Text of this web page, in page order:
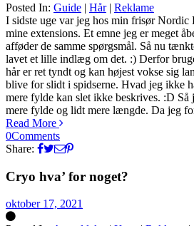
Posted In: Guide | Hår| Reklame
Silke
I sidste uge var jeg hos min frisør Nordic
mine extensions. Et emne jeg er meget
afføder de samme spørgsmål. Så nu
lavet et lille indlæg om det. :) Derfor
hår er ret tyndt og kan højest vokse sig
blive for slidt i spidserne. Hvad jeg ikke
mere fylde kan slet ikke beskrives. :D Så
mere fylde og lidt mere længde. Da jeg
Read More
0Comments
Share:
Cryo hva’ for noget?
oktober 17, 2021